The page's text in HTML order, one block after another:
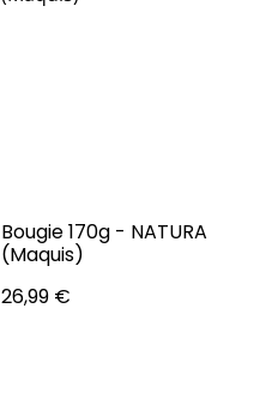
Bougie 170g - NATURA
(Maquis)
26,99 €